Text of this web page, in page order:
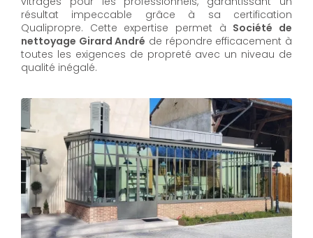
résultat impeccable grâce à sa certification
Qualipropre. Cette expertise permet à Société de
nettoyage Girard André de répondre efficacement à
toutes les exigences de propreté avec un niveau de
qualité inégalé.